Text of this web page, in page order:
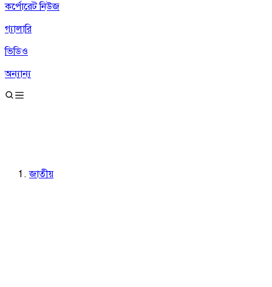
কর্পোরেট নিউজ
গ্যালারি
ভিডিও
অন্যান্য
জাতীয়